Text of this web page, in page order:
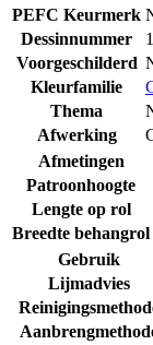
PEFC Keurmerk
Dessinnummer
Voorgeschilderd
Kleurfamilie
Thema
Afwerking
Afmetingen
Patroonhoogte
Lengte op rol
Breedte behangrol
Gebruik
Lijmadvies